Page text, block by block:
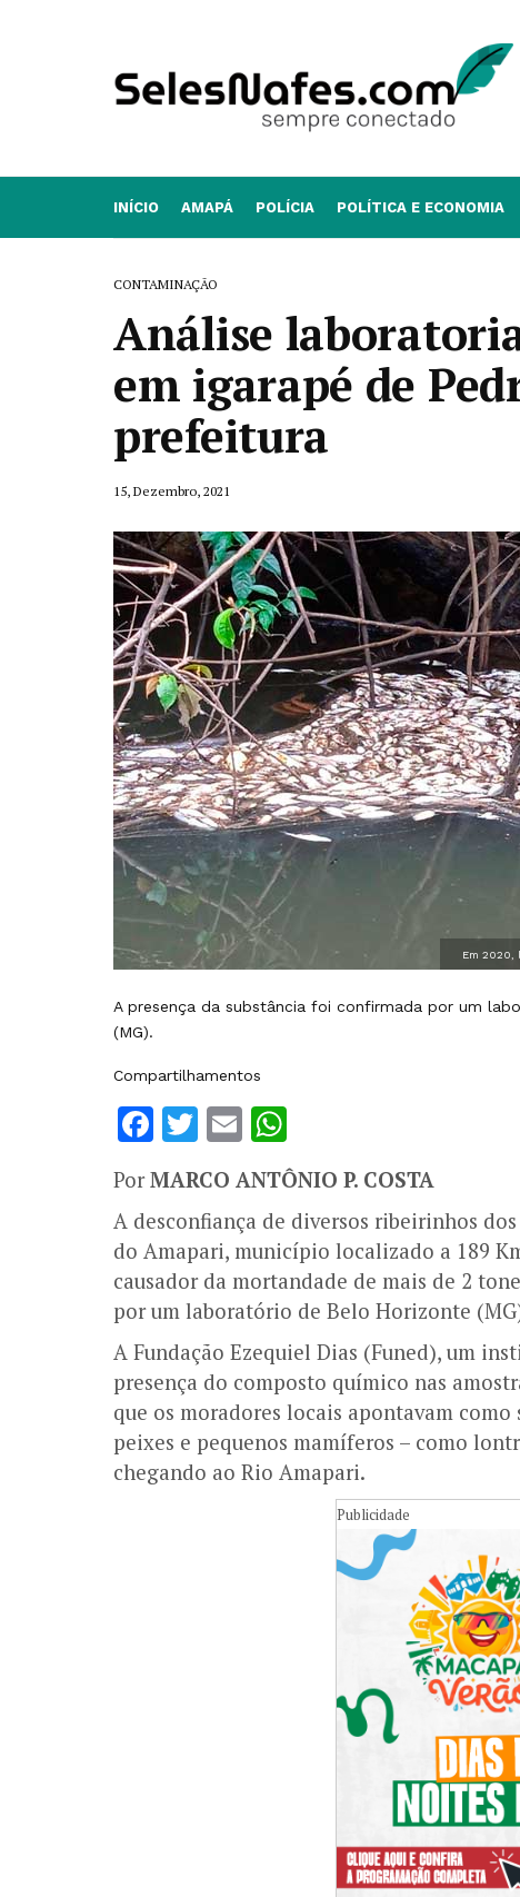
INÍCIO AMAPÁ POLÍCIA POLÍTICA E ECONOMIA
CONTAMINAÇÃO
Análise
em igarapé de
prefeitura
15, Dezembro, 2021
Em 2020,
A presença da substância foi confirmada por um
(MG).
Compartilhamentos
Facebook
Twitter
Email
PorMARCO ANTÔNIO P. COSTA
A desconfiança de diversos ribeirinhos
do Amapari, município localizado a 189
causador da mortandade de mais de 2
por um laboratório de Belo Horizonte
A Fundação Ezequiel Dias (Funed), um
presença do composto químico nas
que os moradores locais apontavam
peixes e pequenos mamíferos – como
chegando ao Rio Amapari.
Publicidade